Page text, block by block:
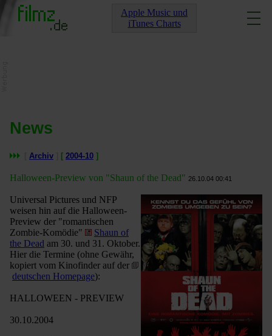
Apple Music und
iTunes Charts
News
Archiv [ 2004-10 ]
Halloween-Preview von "Shaun of the Dead" 26.10.04 00:41
Universal Pictures und NFP
weisen hin auf die Halloween-
Preview der "romantischen
Zombie-Komödie"
Shaun of
the Dead am 30. und 31. Oktober.
Hier die Termine (ohne Gewähr,
kopiert vom Kinofinder auf der
deutschen Homepage):
HALLOWEEN - PREVIEW
30.10.2004